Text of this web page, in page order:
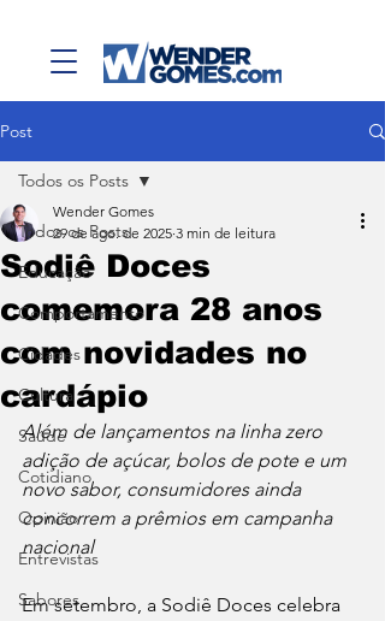
Post
Todos os Posts
Educação
Comportamento
Cidades
Cultura
Saúde
Cotidiano
Opinião
Entrevistas
Sabores
Todos os Posts
Sodiê Doces
comemora 28 anos
com novidades no
cardápio
Wender Gomes
29 de ago. de 2025 3 min de leitura
Além de lançamentos na linha zero
adição de açúcar, bolos de pote e um
novo sabor, consumidores ainda
concorrem a prêmios em campanha
nacional
Em setembro, a Sodiê Doces celebra